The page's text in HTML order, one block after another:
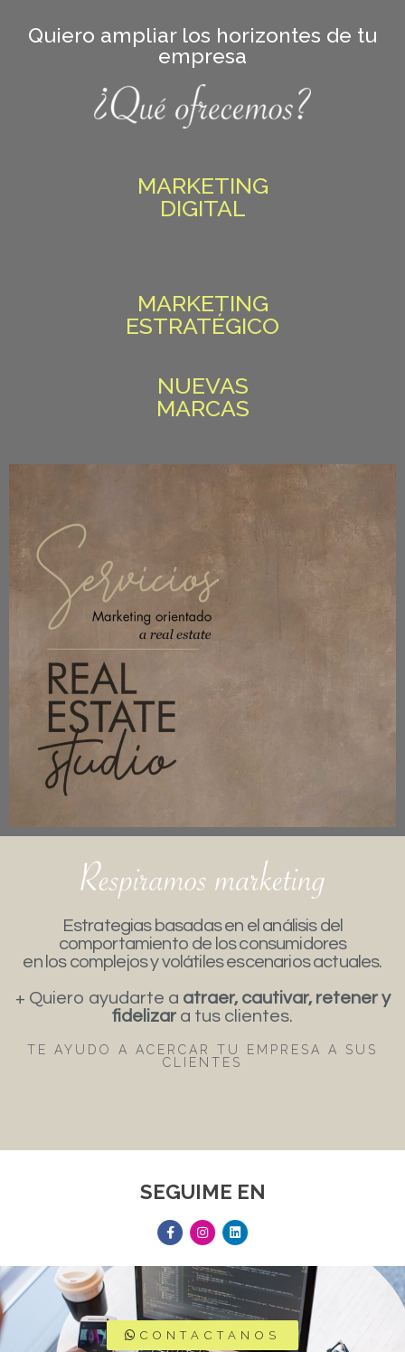
Quiero ampliar los horizontes de tu
empresa
MARKETING
DIGITAL
MARKETING
ESTRATÉGICO
NUEVAS
MARCAS
Estrategias basadas en el análisis del
comportamiento de los consumidores
en los complejos y volátiles escenarios actuales.
+ Quiero ayudarte a atraer, cautivar, retener y
fidelizar a tus clientes.
TE AYUDO A ACERCAR TU EMPRESA A SUS
CLIENTES
SEGUIME EN
CONTACTANOS